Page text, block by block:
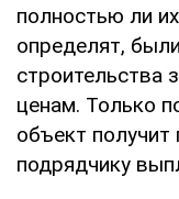
полностью ли
определят,
строительства
ценам. Только
объект
подрядчику